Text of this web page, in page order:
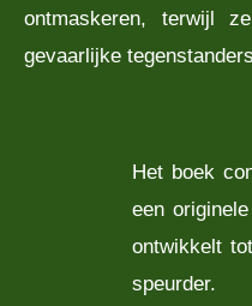
ontmaskeren, terwijl
gevaarlijke
Het boek
een
ontwikkelt
speurder.